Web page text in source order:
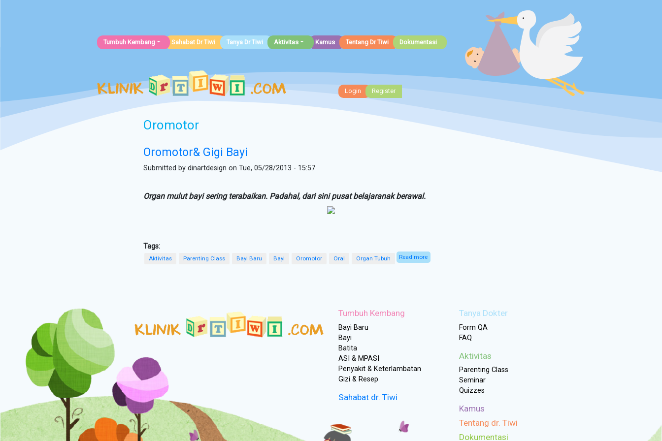
Tumbuh Kembang Sahabat Dr Tiwi Tanya Dr Tiwi Aktivitas Kamus Tentang Dr Tiwi Dokumentasi
Login Register
Oromotor
Oromotor& Gigi Bayi
Submitted by dinartdesign on Tue, 05/28/2013 - 15:57
Organ mulut bayi sering terabaikan. Padahal, dari sini pusat belajaranak berawal.
Tags:
Aktivitas Parenting Class Bayi Baru Bayi Oromotor Oral Organ Tubuh Read more
Tumbuh Kembang
Bayi Baru
Bayi
Batita
ASI & MPASI
Penyakit & Keterlambatan
Gizi & Resep
Sahabat dr. Tiwi
Tanya Dokter
Form QA
FAQ
Aktivitas
Parenting Class
Seminar
Quizzes
Kamus
Tentang dr. Tiwi
Dokumentasi